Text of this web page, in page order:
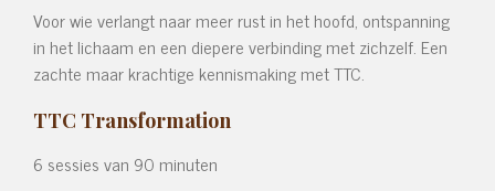
Voor wie verlangt naar meer rust in het hoofd, ontspanning
in het lichaam en een diepere verbinding met zichzelf. Een
zachte maar krachtige kennismaking met TTC.
TTC Transformation
6 sessies van 90 minuten